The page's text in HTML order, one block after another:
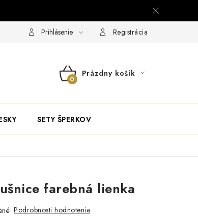
Prihlásenie Registrácia
NÁKUPNÝ
Prázdny košík
SETY ŠPERKOV
farebná lienka
Podrobnosti hodnotenia